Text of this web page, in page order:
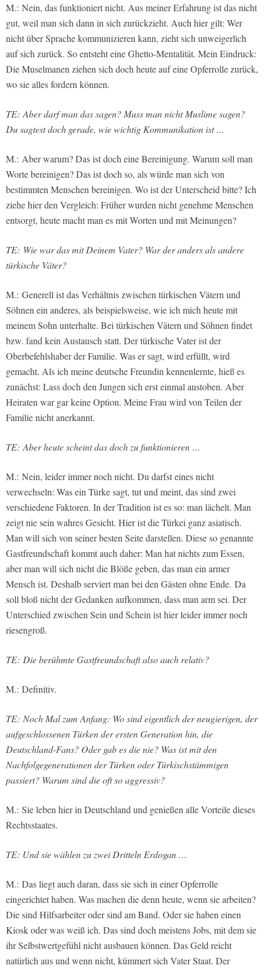
M.: Nein, das funktioniert nicht. Aus meiner Erfahrung ist das nicht
gut, weil man sich dann in sich zurückzieht. Auch hier gilt: Wer
nicht über Sprache kommunizieren kann, zieht sich unweigerlich
auf sich zurück. So entsteht eine Ghetto-Mentalität. Mein Eindruck:
Die Muselmanen ziehen sich doch heute auf eine Opferrolle zurück,
wo sie alles fordern können.
TE: Aber darf man das sagen? Muss man nicht Muslime sagen?
Du sagtest doch gerade, wie wichtig Kommunikation ist …
M.: Aber warum? Das ist doch eine Bereinigung. Warum soll man
Worte bereinigen? Das ist doch so, als würde man sich von
bestimmten Menschen bereinigen. Wo ist der Unterscheid bitte? Ich
ziehe hier den Vergleich: Früher wurden nicht genehme Menschen
entsorgt, heute macht man es mit Worten und mit Meinungen?
TE: Wie war das mit Deinem Vater? War der anders als andere
türkische Väter?
M.: Generell ist das Verhältnis zwischen türkischen Vätern und
Söhnen ein anderes, als beispielsweise, wie ich mich heute mit
meinem Sohn unterhalte. Bei türkischen Vätern und Söhnen findet
bzw. fand kein Austausch statt. Der türkische Vater ist der
Oberbefehlshaber der Familie. Was er sagt, wird erfüllt, wird
gemacht. Als ich meine deutsche Freundin kennenlernte, hieß es
zunächst: Lass doch den Jungen sich erst einmal austoben. Aber
Heiraten war gar keine Option. Meine Frau wird von Teilen der
Familie nicht anerkannt.
TE: Aber heute scheint das doch zu funktionieren …
M.: Nein, leider immer noch nicht. Du darfst eines nicht
verwechseln: Was ein Türke sagt, tut und meint, das sind zwei
verschiedene Faktoren. In der Tradition ist es so: man lächelt. Man
zeigt nie sein wahres Gesicht. Hier ist die Türkei ganz asiatisch.
Man will sich von seiner besten Seite darstellen. Diese so genannte
Gastfreundschaft kommt auch daher: Man hat nichts zum Essen,
aber man will sich nicht die Blöße geben, das man ein armer
Mensch ist. Deshalb serviert man bei den Gästen ohne Ende. Da
soll bloß nicht der Gedanken aufkommen, dass man arm sei. Der
Unterschied zwischen Sein und Schein ist hier leider immer noch
riesengroß.
TE: Die berühmte Gastfreundschaft also auch relativ?
M.: Definitiv.
TE: Noch Mal zum Anfang: Wo sind eigentlich der neugierigen, der
aufgeschlossenen Türken der ersten Generation hin, die
Deutschland-Fans? Oder gab es die nie? Was ist mit den
Nachfolgegenerationen der Türken oder Türkischstämmigen
passiert? Warum sind die oft so aggressiv?
M.: Sie leben hier in Deutschland und genießen alle Vorteile dieses
Rechtsstaates.
TE: Und sie wählen zu zwei Dritteln Erdogan …
M.: Das liegt auch daran, dass sie sich in einer Opferrolle
eingerichtet haben. Was machen die denn heute, wenn sie arbeiten?
Die sind Hilfsarbeiter oder sind am Band. Oder sie haben einen
Kiosk oder was weiß ich. Das sind doch meistens Jobs, mit dem sie
ihr Selbstwertgefühl nicht ausbauen können. Das Geld reicht
natürlich aus und wenn nicht, kümmert sich Vater Staat. Der